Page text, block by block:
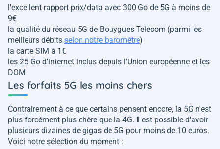
l'excellent rapport prix/data avec 300 Go de 5G à moins de
9€
la qualité du réseau 5G de Bouygues Telecom (parmi les
meilleurs débits selon notre baromètre)
la carte SIM à 1€
les 25 Go d'internet inclus depuis l'Union européenne et les
DOM
Les forfaits 5G les moins chers
Contrairement à ce que certains pensent encore, la 5G n'est
plus forcément plus chère que la 4G. Il est possible d'avoir
plusieurs dizaines de gigas de 5G pour moins de 10 euros.
Voici notre sélection du moment :